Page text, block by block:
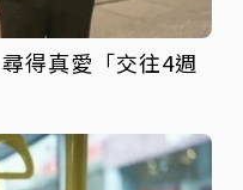
得真愛「交往4週